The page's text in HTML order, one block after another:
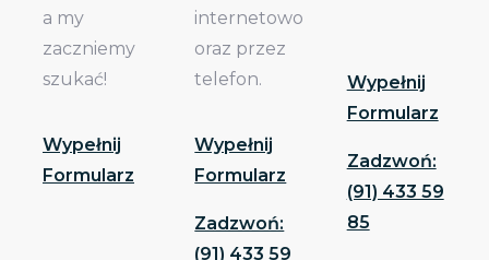
a my
zaczniemy
szukać!
Wypełnij
Formularz
internetowo
oraz przez
telefon.
Wypełnij
Formularz
Zadzwoń:
(91) 433 59
Wypełnij
Formularz
Zadzwoń:
(91) 433 59
85